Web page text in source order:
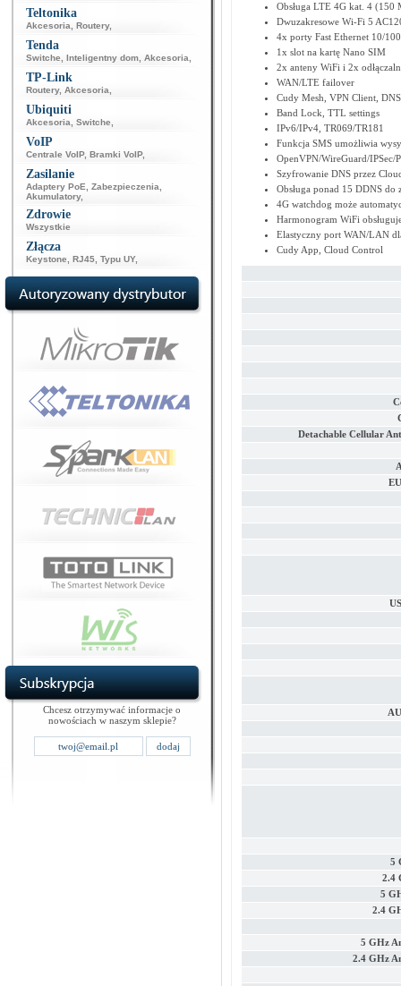
Teltonika
Akcesoria Routery,
Tenda
Switche Inteligentny dom Akcesoria
TP-Link
Routery, Akcesoria
Ubiquiti
Akcesoria Switche
VoIP
Centrale VoIP, Bramki VoIP,
Zasilanie
Adaptery PoE Zabezpieczenia
Akumulatory,
Zdrowie
Wszystkie
Złącza
Keystone RJ45 Typu UY,
Chcesz otrzymywać informacje o
nowościach w naszym sklepie?
Obsługa LTE 4G kat. 4 (150
Dwuzakresowe Wi-Fi 5
4x porty Fast Ethernet 10/
1x slot na kartę Nano SIM
2x anteny WiFi i 2x
WAN/LTE failover
Cudy Mesh, VPN Client,
Band Lock, TTL settings
IPv6/IPv4, TR069/TR181
Funkcja SMS umożliwia
OpenVPN/WireGuard/IPSec/
Szyfrowanie DNS przez
Obsługa ponad 15 DDNS do
4G watchdog może
Harmonogram WiFi
Elastyczny port WAN/LAN
Cudy App, Cloud Control
Detachable Cellular
5
2.4
5
2.4
5 GHz
2.4 GHz